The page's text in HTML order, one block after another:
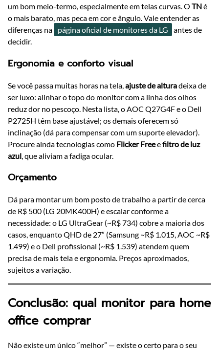
um bom meio-termo, especialmente em telas curvas. O TNé
o mais barato, mas peca em cor e ângulo. Vale entender as
diferenças na
página oficial de monitores da LG
antes de
decidir.
Ergonomia e conforto visual
Se você passa muitas horas na tela, ajuste de alturadeixa de
ser luxo: alinhar o topo do monitor com a linha dos olhos
reduz dor no pescoço. Nesta lista, o AOC Q27G4F e o Dell
P2725H têm base ajustável; os demais oferecem só
inclinação (dá para compensar com um suporte elevador).
Procure ainda tecnologias como Flicker Freeefiltro de luz
azul , que aliviam a fadiga ocular.
Orçamento
Dá para montar um bom posto de trabalho a partir de cerca
de R$ 500 (LG 20MK400H) e escalar conforme a
necessidade: o LG UltraGear (~R$ 734) cobre a maioria dos
casos, enquanto QHD de 27″ (Samsung ~R$ 1.015, AOC ~R$
1.499) e o Dell profissional (~R$ 1.539) atendem quem
precisa de mais tela e ergonomia. Preços aproximados,
sujeitos a variação.
Conclusão: qual monitor para home
office comprar
Não existe um único “melhor” — existe o certo para o seu